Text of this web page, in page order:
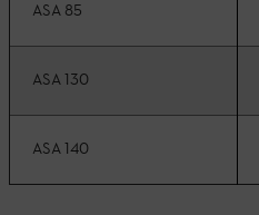
ASA 85
ASA 130
ASA 140